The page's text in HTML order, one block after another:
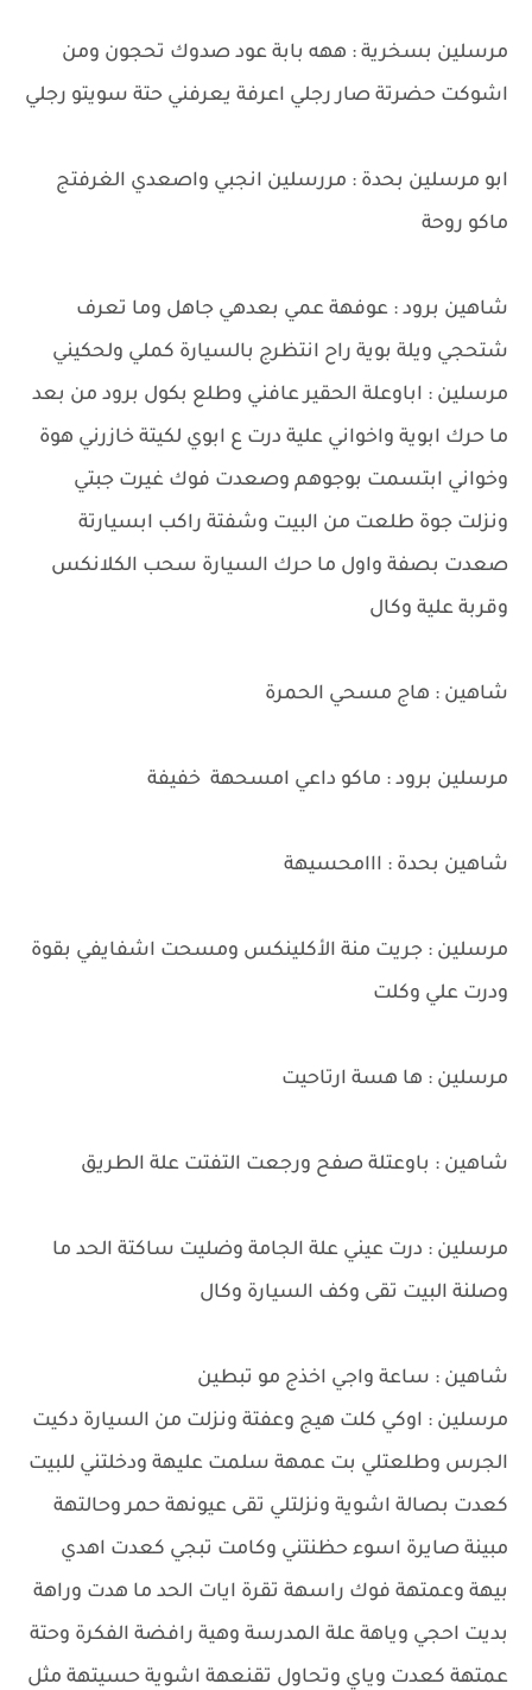
مرسلين بسخرية : ههه بابة عود صدوك تحجون ومن
اشوكت حضرتة صار رجلي اعرفة يعرفني حتة سويتو رجلي
ابو مرسلين بحدة : مررسلين انجبي واصعدي الغرفتج
ماكو روحة
شاهين برود : عوفهة عمي بعدهي جاهل وما تعرف
شتحجي ويلة بوية راح انتظرج بالسيارة كملي ولحكيني
مرسلين : اباوعلة الحقير عافني وطلع بكول برود من بعد
ما حرك ابوية واخواني علية درت ع ابوي لكيتة خازرني هوة
وخواني ابتسمت بوجوهم وصعدت فوك غيرت جبتي
ونزلت جوة طلعت من البيت وشفتة راكب ابسيارتة
صعدت بصفة واول ما حرك السيارة سحب الكلانكس
وقربة علية وكال
شاهين : هاج مسحي الحمرة
مرسلين برود : ماكو داعي امسحهة خفيفة
شاهين بحدة : ااامحسيهة
مرسلين : جريت منة الأكلينكس ومسحت اشفايفي بقوة
ودرت علي وكلت
مرسلين : ها هسة ارتاحيت
شاهين : باوعتلة صفح ورجعت التفتت علة الطريق
مرسلين : درت عيني علة الجامة وضليت ساكتة الحد ما
وصلنة البيت تقى وكف السيارة وكال
شاهين : ساعة واجي اخذج مو تبطين
مرسلين : اوكي كلت هيج وعفتة ونزلت من السيارة دكيت
الجرس وطلعتلي بت عمهة سلمت عليهة ودخلتني للبيت
كعدت بصالة اشوية ونزلتلي تقى عيونهة حمر وحالتهة
مبينة صايرة اسوء حظنتني وكامت تبجي كعدت اهدي
بيهة وعمتهة فوك راسهة تقرة ايات الحد ما هدت وراهة
بديت احجي وياهة علة المدرسة وهية رافضة الفكرة وحتة
عمتهة كعدت وياي وتحاول تقنعهة اشوية حسيتهة مثل